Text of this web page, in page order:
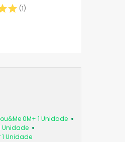
(1)
0M+ 1 Unidade
Unidade
Unidade